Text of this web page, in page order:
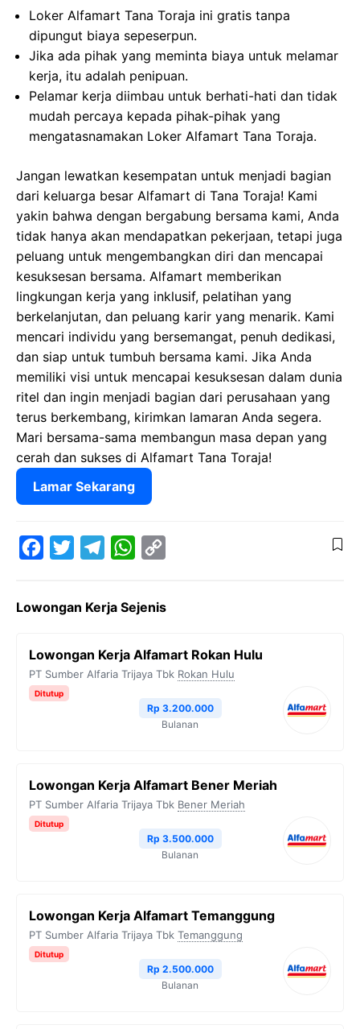
Loker Alfamart Tana Toraja ini gratis tanpa
dipungut biaya sepeserpun.
Jika ada pihak yang meminta biaya untuk melamar
kerja, itu adalah penipuan.
Pelamar kerja diimbau untuk berhati-hati dan tidak
mudah percaya kepada pihak-pihak yang
mengatasnamakan Loker Alfamart Tana Toraja.
Jangan lewatkan kesempatan untuk menjadi bagian
dari keluarga besar Alfamart di Tana Toraja! Kami
yakin bahwa dengan bergabung bersama kami, Anda
tidak hanya akan mendapatkan pekerjaan, tetapi juga
peluang untuk mengembangkan diri dan mencapai
kesuksesan bersama. Alfamart memberikan
lingkungan kerja yang inklusif, pelatihan yang
berkelanjutan, dan peluang karir yang menarik. Kami
mencari individu yang bersemangat, penuh dedikasi,
dan siap untuk tumbuh bersama kami. Jika Anda
memiliki visi untuk mencapai kesuksesan dalam dunia
ritel dan ingin menjadi bagian dari perusahaan yang
terus berkembang, kirimkan lamaran Anda segera.
Mari bersama-sama membangun masa depan yang
cerah dan sukses di Alfamart Tana Toraja!
Lamar Sekarang
t
e
s
n
Lowongan Kerja Sejenis
Lowongan Kerja Alfamart Rokan Hulu
PT Sumber Alfaria Trijaya Tbk Rokan Hulu
Ditutup
Rp 3.200.000
Bulanan
Lowongan Kerja Alfamart Bener Meriah
PT Sumber Alfaria Trijaya Tbk Bener Meriah
Ditutup
Rp 3.500.000
Bulanan
Lowongan Kerja Alfamart Temanggung
PT Sumber Alfaria Trijaya Tbk Temanggung
Ditutup
Rp 2.500.000
Bulanan